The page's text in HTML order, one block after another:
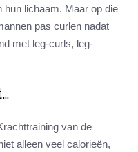
hun lichaam. Maar op die
pas curlen nadat
met leg-curls, leg-
van de
alleen veel calorieën,